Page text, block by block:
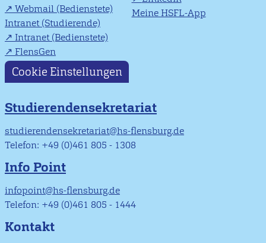
Webmail (Bedienstete)
Intranet (Studierende)
Intranet (Bedienstete)
FlensGen
Meine HSFL-App
Cookie Einstellungen
Studierendensekretariat
studierendensekretariat@hs-flensburg.de
Telefon: +49 (0)461 805 - 1308
Info Point
infopoint@hs-flensburg.de
Telefon: +49 (0)461 805 - 1444
Kontakt